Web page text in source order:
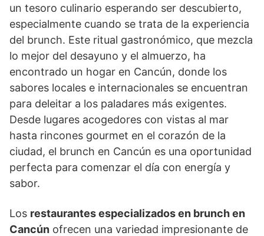
un tesoro culinario esperando ser descubierto,
especialmente cuando se trata de la experiencia
del brunch. Este ritual gastronómico, que mezcla
lo mejor del desayuno y el almuerzo, ha
encontrado un hogar en Cancún, donde los
sabores locales e internacionales se encuentran
para deleitar a los paladares más exigentes.
Desde lugares acogedores con vistas al mar
hasta rincones gourmet en el corazón de la
ciudad, el brunch en Cancún es una oportunidad
perfecta para comenzar el día con energía y
sabor.
Los restaurantes especializados en brunch en
Cancún ofrecen una variedad impresionante de